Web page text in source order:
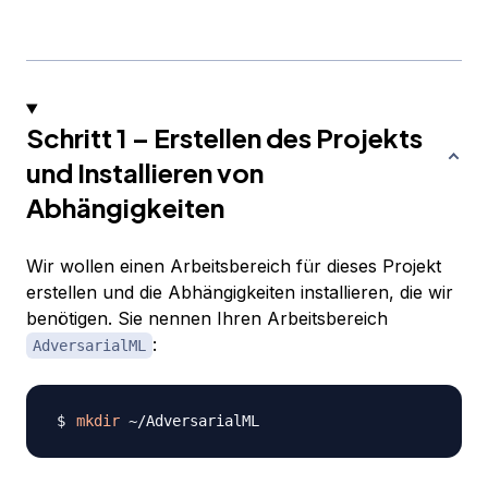
Schritt 1 – Erstellen des Projekts
und Installieren von
Abhängigkeiten
Wir wollen einen Arbeitsbereich für dieses Projekt
erstellen und die Abhängigkeiten installieren, die wir
benötigen. Sie nennen Ihren Arbeitsbereich
AdversarialML :
mkdir